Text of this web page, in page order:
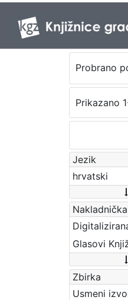
Probrano
Prikazano
Jezik
hrvatski
Glasovi
Zbirka
Usmeni